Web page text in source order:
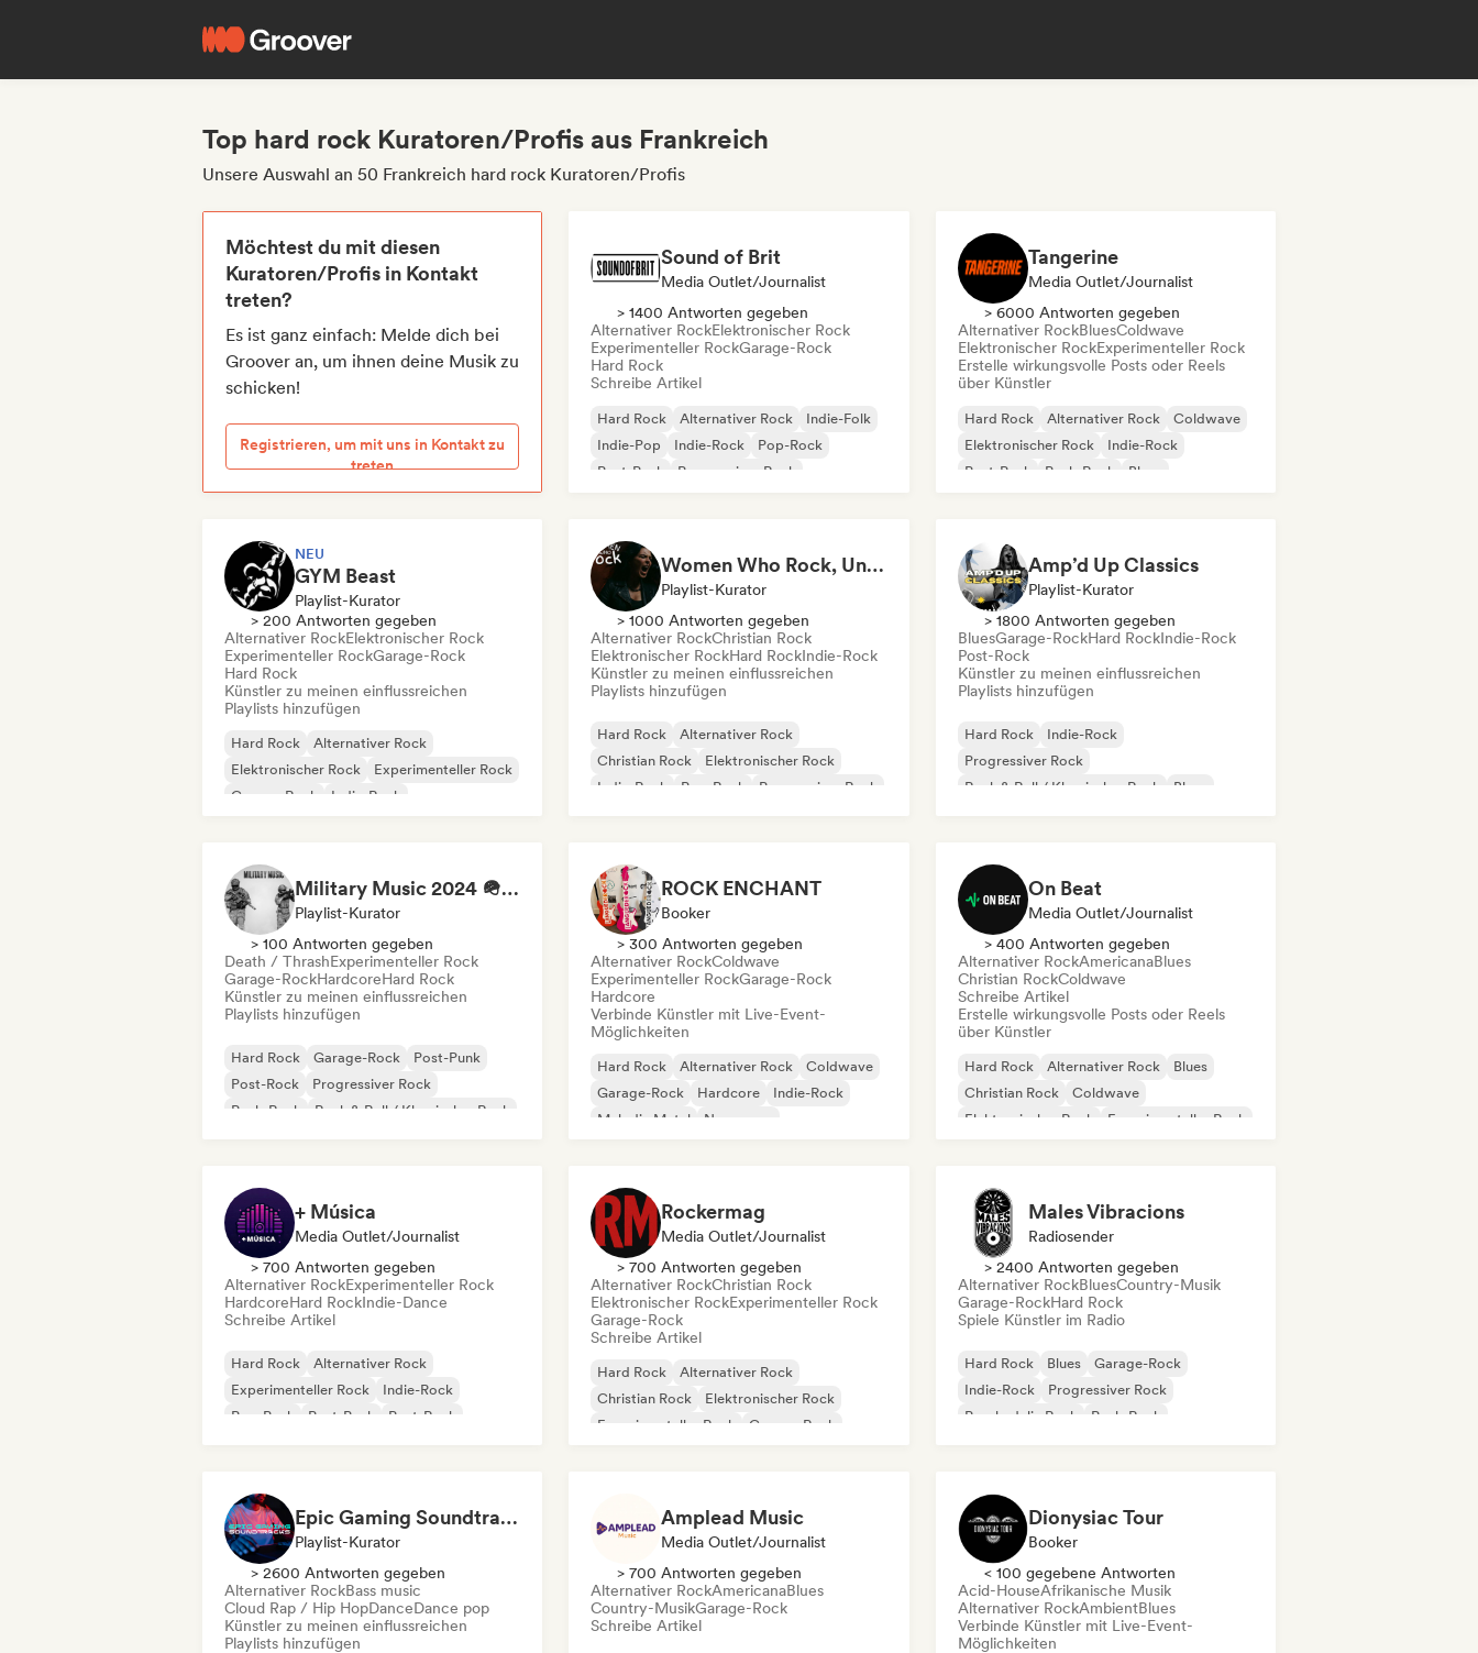
Top hard rock Kuratoren/Profis aus Frankreich
Unsere Auswahl an 50 Frankreich hard rock Kuratoren/Profis
Möchtest du mit diesen
Kuratoren/Profis in Kontakt
treten?
Es ist ganz einfach: Melde dich bei
Groover an, um ihnen deine Musik zu
schicken!
Registrieren, um mit uns in Kontakt zu
treten
Sound of Brit
Media Outlet/Journalist
> 1400 Antworten gegeben
Alternativer RockElektronischer Rock
Experimenteller RockGarage-Rock
Hard Rock
Schreibe Artikel
Hard Rock Alternativer Rock
Indie-Folk
Indie-Pop
Indie-Rock
Pop-Rock
Post-Punk
Progressiver Rock
Tangerine
Media Outlet/Journalist
> 6000 Antworten gegeben
Alternativer RockBluesColdwave
Elektronischer RockExperimenteller Rock
Erstelle wirkungsvolle Posts oder Reels
über Künstler
Hard Rock Alternativer Rock
Coldwave
Elektronischer Rock
Indie-Rock
Post-Punk
Punk-Rock Blues
NEU
GYM Beast
Playlist-Kurator
> 200 Antworten gegeben
Alternativer RockElektronischer Rock
Experimenteller RockGarage-Rock
Hard Rock
Künstler zu meinen einflussreichen
Playlists hinzufügen
Hard Rock
Alternativer Rock
Elektronischer Rock
Experimenteller Rock
Garage-Rock
Indie-Rock
Women Who Rock, Unapologetically
Playlist-Kurator
> 1000 Antworten gegeben
Alternativer RockChristian Rock
Elektronischer RockHard RockIndie-Rock
Künstler zu meinen einflussreichen
Playlists hinzufügen
Hard Rock
Alternativer Rock
Christian Rock
Elektronischer Rock
Indie-Rock
Pop-Rock
Progressiver Rock
Amp’d Up Classics
Playlist-Kurator
> 1800 Antworten gegeben
BluesGarage-RockHard RockIndie-Rock
Post-Rock
Künstler zu meinen einflussreichen
Playlists hinzufügen
Hard Rock
Indie-Rock
Progressiver Rock
Rock & Roll / Klassischer Rock
Blues
Military Music 2024 🪖 Rock Motivation
Playlist-Kurator
> 100 Antworten gegeben
Death / ThrashExperimenteller Rock
Garage-RockHardcoreHard Rock
Künstler zu meinen einflussreichen
Playlists hinzufügen
Hard Rock Garage-Rock
Post-Punk
Post-Rock
Progressiver Rock
Punk-Rock
Rock & Roll / Klassischer Rock
ROCK ENCHANT
Booker
> 300 Antworten gegeben
Alternativer RockColdwave
Experimenteller RockGarage-Rock
Hardcore
Verbinde Künstler mit Live-Event-
Möglichkeiten
Hard Rock Alternativer Rock
Coldwave
Garage-Rock
Hardcore
Indie-Rock
Melodic Metal
New wave
On Beat
Media Outlet/Journalist
> 400 Antworten gegeben
Alternativer RockAmericanaBlues
Christian RockColdwave
Schreibe Artikel
Erstelle wirkungsvolle Posts oder Reels
über Künstler
Hard Rock Alternativer Rock
Blues
Christian Rock
Coldwave
Elektronischer Rock
Experimenteller Rock
+ Música
Media Outlet/Journalist
> 700 Antworten gegeben
Alternativer RockExperimenteller Rock
HardcoreHard RockIndie-Dance
Schreibe Artikel
Hard Rock
Alternativer Rock
Experimenteller Rock
Indie-Rock
Pop-Punk
Post-Punk
Post-Rock
Rockermag
Media Outlet/Journalist
> 700 Antworten gegeben
Alternativer RockChristian Rock
Elektronischer RockExperimenteller Rock
Garage-Rock
Schreibe Artikel
Hard Rock
Alternativer Rock
Christian Rock
Elektronischer Rock
Experimenteller Rock
Garage-Rock
Males Vibracions
Radiosender
> 2400 Antworten gegeben
Alternativer RockBluesCountry-Musik
Garage-RockHard Rock
Spiele Künstler im Radio
Hard Rock Blues
Garage-Rock
Indie-Rock
Progressiver Rock
Psychedelic Rock
Punk-Rock
Epic Gaming Soundtracks
Playlist-Kurator
> 2600 Antworten gegeben
Alternativer RockBass music
Cloud Rap / Hip HopDanceDance pop
Künstler zu meinen einflussreichen
Playlists hinzufügen
Amplead Music
Media Outlet/Journalist
> 700 Antworten gegeben
Alternativer RockAmericanaBlues
Country-MusikGarage-Rock
Schreibe Artikel
Dionysiac Tour
Booker
< 100 gegebene Antworten
Acid-HouseAfrikanische Musik
Alternativer RockAmbientBlues
Verbinde Künstler mit Live-Event-
Möglichkeiten